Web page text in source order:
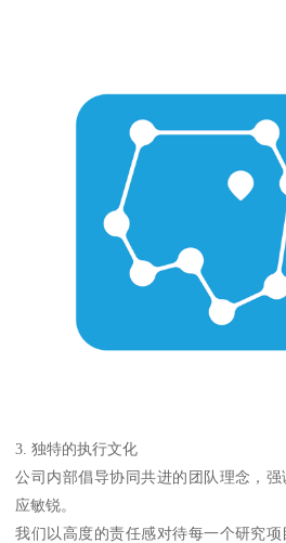
3. 独特的执行文化
公司内部倡导协同共进的团队理念，
应敏锐。
我们以高度的责任感对待每一个研究